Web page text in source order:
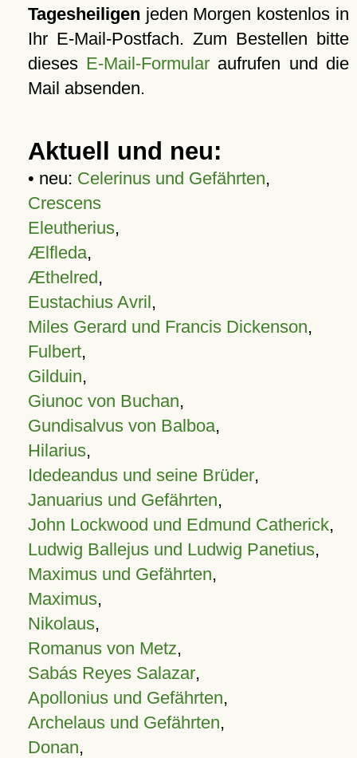
Tagesheiligen jeden Morgen kostenlos in
Ihr E-Mail-Postfach. Zum Bestellen bitte
dieses E-Mail-Formular aufrufen und die
Mail absenden.
Aktuell und neu:
• neu: Celerinus und Gefährten,
Crescens
Eleutherius,
Ælfleda,
Æthelred,
Eustachius Avril,
Miles Gerard und Francis Dickenson,
Fulbert,
Gilduin,
Giunoc von Buchan,
Gundisalvus von Balboa,
Hilarius,
Idedeandus und seine Brüder,
Januarius und Gefährten,
John Lockwood und Edmund Catherick,
Ludwig Ballejus und Ludwig Panetius,
Maximus und Gefährten,
Maximus,
Nikolaus,
Romanus von Metz,
Sabás Reyes Salazar,
Apollonius und Gefährten,
Archelaus und Gefährten,
Donan,